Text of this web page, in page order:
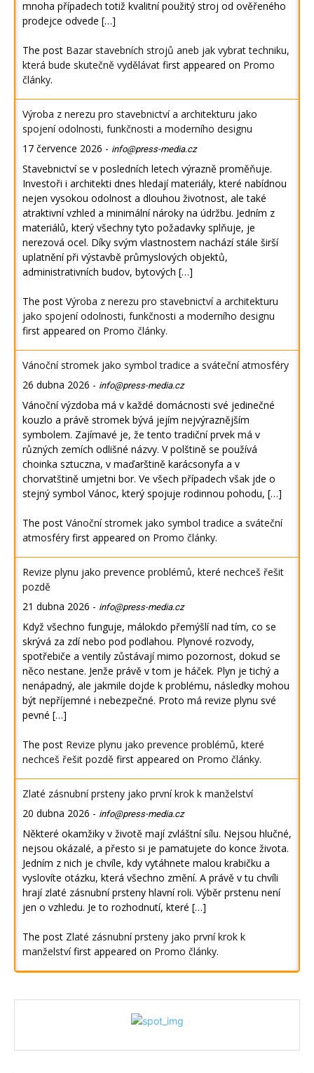
mnoha případech totiž kvalitní použitý stroj od ověřeného
prodejce odvede […]
The post Bazar stavebních strojů aneb jak vybrat techniku,
která bude skutečně vydělávat first appeared on Promo
články.
Výroba z nerezu pro stavebnictví a architekturu jako
spojení odolnosti, funkčnosti a moderního designu
17 července 2026 - info@press-media.cz
Stavebnictví se v posledních letech výrazně proměňuje.
Investoři i architekti dnes hledají materiály, které nabídnou
nejen vysokou odolnost a dlouhou životnost, ale také
atraktivní vzhled a minimální nároky na údržbu. Jedním z
materiálů, který všechny tyto požadavky splňuje, je
nerezová ocel. Díky svým vlastnostem nachází stále širší
uplatnění při výstavbě průmyslových objektů,
administrativních budov, bytových […]
The post Výroba z nerezu pro stavebnictví a architekturu
jako spojení odolnosti, funkčnosti a moderního designu
first appeared on Promo články.
Vánoční stromek jako symbol tradice a sváteční atmosféry
26 dubna 2026 - info@press-media.cz
Vánoční výzdoba má v každé domácnosti své jedinečné
kouzlo a právě stromek bývá jejím nejvýraznějším
symbolem. Zajímavé je, že tento tradiční prvek má v
různých zemích odlišné názvy. V polštině se používá
choinka sztuczna, v maďarštině karácsonyfa a v
chorvatštině umjetni bor. Ve všech případech však jde o
stejný symbol Vánoc, který spojuje rodinnou pohodu, […]
The post Vánoční stromek jako symbol tradice a sváteční
atmosféry first appeared on Promo články.
Revize plynu jako prevence problémů, které nechceš řešit
pozdě
21 dubna 2026 - info@press-media.cz
Když všechno funguje, málokdo přemýšlí nad tím, co se
skrývá za zdí nebo pod podlahou. Plynové rozvody,
spotřebiče a ventily zůstávají mimo pozornost, dokud se
něco nestane. Jenže právě v tom je háček. Plyn je tichý a
nenápadný, ale jakmile dojde k problému, následky mohou
být nepříjemné i nebezpečné. Proto má revize plynu své
pevné […]
The post Revize plynu jako prevence problémů, které
nechceš řešit pozdě first appeared on Promo články.
Zlaté zásnubní prsteny jako první krok k manželství
20 dubna 2026 - info@press-media.cz
Některé okamžiky v životě mají zvláštní sílu. Nejsou hlučné,
nejsou okázalé, a přesto si je pamatujete do konce života.
Jedním z nich je chvíle, kdy vytáhnete malou krabičku a
vyslovíte otázku, která všechno změní. A právě v tu chvíli
hrají zlaté zásnubní prsteny hlavní roli. Výběr prstenu není
jen o vzhledu. Je to rozhodnutí, které […]
The post Zlaté zásnubní prsteny jako první krok k
manželstvífirst appeared on Promo články.